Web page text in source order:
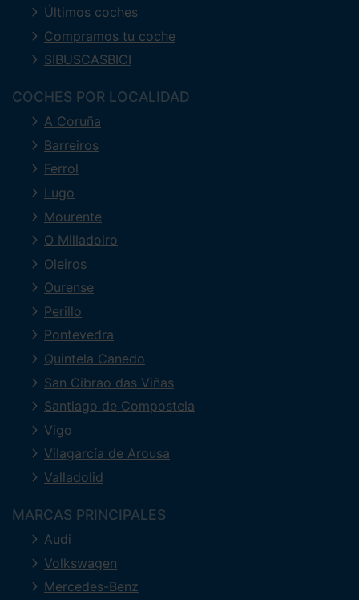
Últimos coches
Compramos tu coche
SIBUSCASBICI
COCHES POR LOCALIDAD
A Coruña
Barreiros
Ferrol
Lugo
Mourente
O Milladoiro
Oleiros
Ourense
Perillo
Pontevedra
Quintela Canedo
San Cibrao das Viñas
Santiago de Compostela
Vigo
Vilagarcía de Arousa
Valladolid
MARCAS PRINCIPALES
Audi
Volkswagen
Mercedes-Benz